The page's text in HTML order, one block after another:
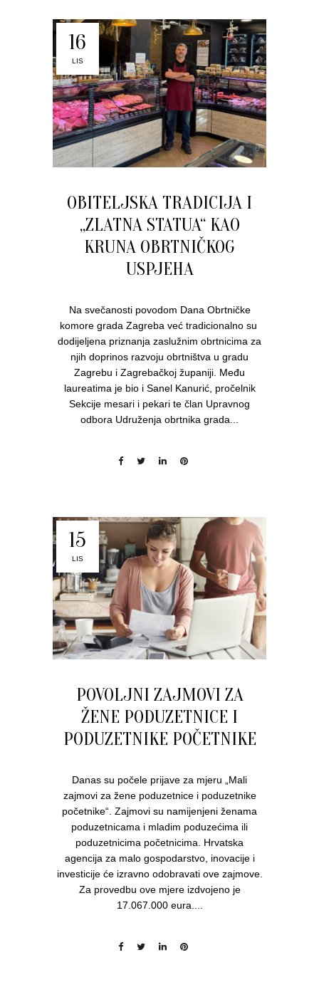
16
LIS
OBITELJSKA TRADICIJA I
„ZLATNA STATUA“ KAO
KRUNA OBRTNIČKOG
USPJEHA
Na svečanosti povodom Dana Obrtničke
komore grada Zagreba već tradicionalno su
dodijeljena priznanja zaslužnim obrtnicima za
njih doprinos razvoju obrtništva u gradu
Zagrebu i Zagrebačkoj županiji. Među
laureatima je bio i Sanel Kanurić, pročelnik
Sekcije mesari i pekari te član Upravnog
odbora Udruženja obrtnika grada...
15
LIS
POVOLJNI ZAJMOVI ZA
ŽENE PODUZETNICE I
PODUZETNIKE POČETNIKE
Danas su počele prijave za mjeru „Mali
zajmovi za žene poduzetnice i poduzetnike
početnike“. Zajmovi su namijenjeni ženama
poduzetnicama i mladim poduzećima ili
poduzetnicima početnicima. Hrvatska
agencija za malo gospodarstvo, inovacije i
investicije će izravno odobravati ove zajmove.
Za provedbu ove mjere izdvojeno je
17.067.000 eura....